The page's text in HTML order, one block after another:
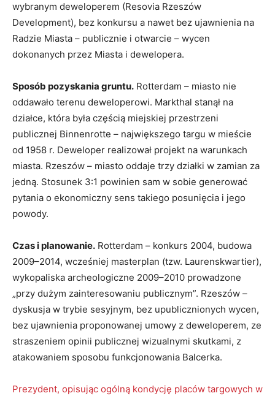
wybranym deweloperem (Resovia Rzeszów
Development), bez konkursu a nawet bez ujawnienia na
Radzie Miasta – publicznie i otwarcie – wycen
dokonanych przez Miasta i dewelopera.
Sposób pozyskania gruntu. Rotterdam – miasto nie
oddawało terenu deweloperowi. Markthal stanął na
działce, która była częścią miejskiej przestrzeni
publicznej Binnenrotte – największego targu w mieście
od 1958 r. Deweloper realizował projekt na warunkach
miasta. Rzeszów – miasto oddaje trzy działki w zamian za
jedną. Stosunek 3:1 powinien sam w sobie generować
pytania o ekonomiczny sens takiego posunięcia i jego
powody.
Czas i planowanie. Rotterdam – konkurs 2004, budowa
2009–2014, wcześniej masterplan (tzw. Laurenskwartier),
wykopaliska archeologiczne 2009–2010 prowadzone
„przy dużym zainteresowaniu publicznym”. Rzeszów –
dyskusja w trybie sesyjnym, bez upublicznionych wycen,
bez ujawnienia proponowanej umowy z deweloperem, ze
straszeniem opinii publicznej wizualnymi skutkami, z
atakowaniem sposobu funkcjonowania Balcerka.
Prezydent, opisując ogólną kondycję placów targowych w